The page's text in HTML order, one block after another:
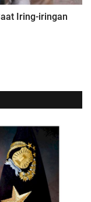
Iring-iringan